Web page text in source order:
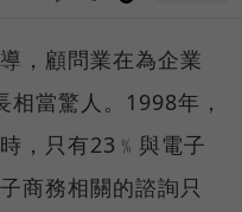
，顧問業在為企業
當驚人。1998年，
，只有23﹪與電子
商務相關的諮詢只